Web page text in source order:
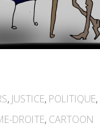
, JUSTICE, POLITIQUE,
DROITE, CARTOON